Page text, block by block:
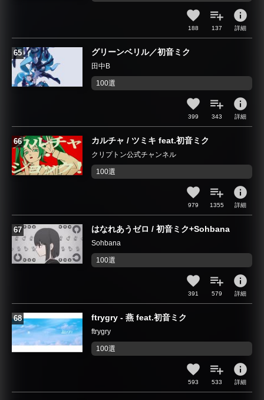
188 137
info
詳細
グリーンベリル／初音ミク
田中B
100選
399 343
info
詳細
カルチャ / ツミキ feat.初音ミク
クリプトン公式チャンネル
100選
979 1355
info
詳細
はなれあうゼロ / 初音ミク+Sohbana
Sohbana
100選
391 579
info
詳細
ftrygry - 燕 feat.初音ミク
ftrygry
100選
593 533
info
詳細